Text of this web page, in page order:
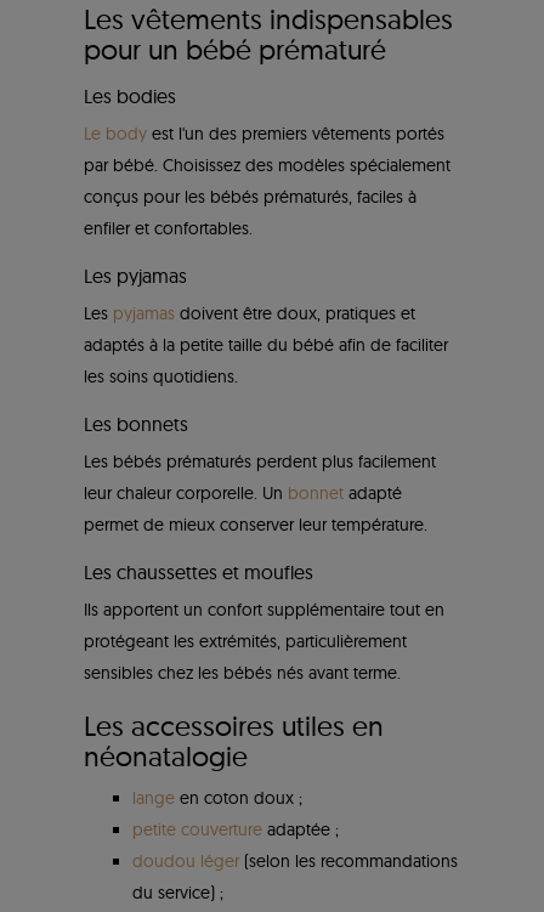
Les vêtements indispensables
pour un bébé prématuré
Les bodies
Le body est l'un des premiers vêtements portés
par bébé. Choisissez des modèles spécialement
conçus pour les bébés prématurés, faciles à
enfiler et confortables.
Les pyjamas
Les pyjamas doivent être doux, pratiques et
adaptés à la petite taille du bébé afin de faciliter
les soins quotidiens.
Les bonnets
Les bébés prématurés perdent plus facilement
leur chaleur corporelle. Un bonnet adapté
permet de mieux conserver leur température.
Les chaussettes et moufles
Ils apportent un confort supplémentaire tout en
protégeant les extrémités, particulièrement
sensibles chez les bébés nés avant terme.
Les accessoires utiles en
néonatalogie
lange en coton doux ;
petite couverture adaptée ;
doudou léger (selon les recommandations
du service) ;